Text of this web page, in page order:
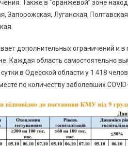
“оранжевую”
Зону
Карантина
Также в “оранжевой” зоне
Луганская,
дополнительных ограничений и
Каждая область самостоятельно
в Одесской области у 1 418
по количеству заболевших